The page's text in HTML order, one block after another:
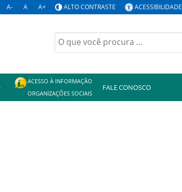
A- A A+ ALTO CONTRASTE ACESSIBILIDADE
Buscar
por:
ACESSO À INFORMAÇÃO
ORGANIZAÇÕES SOCIAIS
FALE CONOSCO